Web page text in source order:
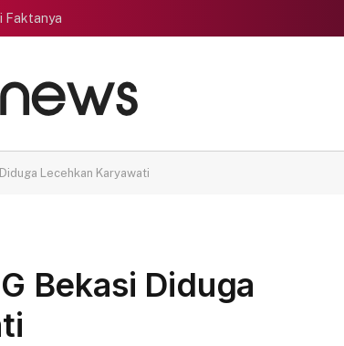
Faktanya
Lecehkan Karyawati
Bekasi Diduga